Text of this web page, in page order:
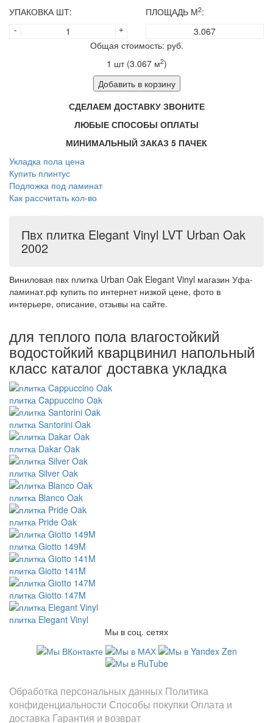
УПАКОВКА ШТ:
+
-
ПЛОЩАДЬ М2:
Общая стоимость: руб.
1 шт (3.067м2)
Добавить в корзину
СДЕЛАЕМ ДОСТАВКУ ЗВОНИТЕ
ЛЮБЫЕ СПОСОБЫ ОПЛАТЫ
МИНИМАЛЬНЫЙ ЗАКАЗ 5 ПАЧЕК
Укладка пола цена
Купить плинтус
Подложка под ламинат
Как рассчитать кол-во
Пвх плитка Elegant Vinyl LVT Urban Oak
2002
Виниловая пвх плитка Urban Oak Elegant Vinyl магазин Уфа-
ламинат.рф купить по интернет низкой цене, фото в
интерьере, описание, отзывы на сайте.
для теплого пола влагостойкий
водостойкий кварцвинил напольный
класс каталог доставка укладка
плитка Cappuccino Oak
плитка Santorini Oak
плитка Dakar Oak
плитка Silver Oak
плитка Blanco Oak
плитка Pride Oak
плитка Giotto 149M
плитка Giotto 141M
плитка Giotto 147M
плитка Elegant Vinyl
Мы в соц. сетях
Обработка персональных данных Политика
конфиденциальности Способы покупки Оплата и
доставка Гарантия и возврат